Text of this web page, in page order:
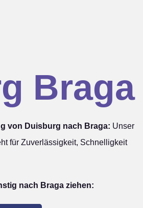
Braga
von Duisburg nach Braga: Unser
für Zuverlässigkeit, Schnelligkeit
nach Braga ziehen: